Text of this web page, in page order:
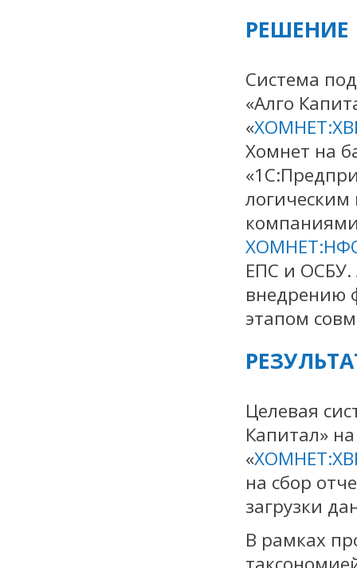
РЕШЕНИЕ
Система
«Алго
«
Хомнет на
ЕПС и ОСБУ.
внедрению
этапом
Целевая
Капитал»
«
на сбор
загрузки
В рамках